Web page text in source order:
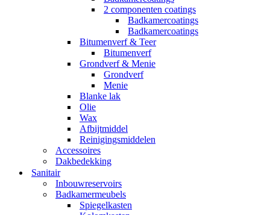
2 componenten coatings
Badkamercoatings
Badkamercoatings
Bitumenverf & Teer
Bitumenverf
Grondverf & Menie
Grondverf
Menie
Blanke lak
Olie
Wax
Afbijtmiddel
Reinigingsmiddelen
Accessoires
Dakbedekking
Sanitair
Inbouwreservoirs
Badkamermeubels
Spiegelkasten